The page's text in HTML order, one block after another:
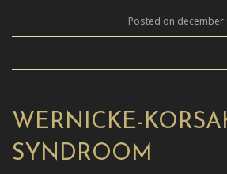
Posted on december
WERNICKE-
SYNDROOM